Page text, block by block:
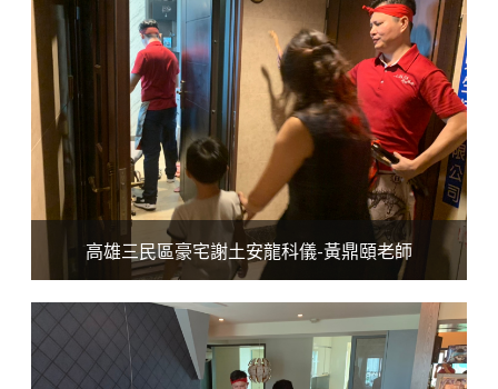
高雄三民區豪宅謝土安龍科儀-黃鼎頤老師